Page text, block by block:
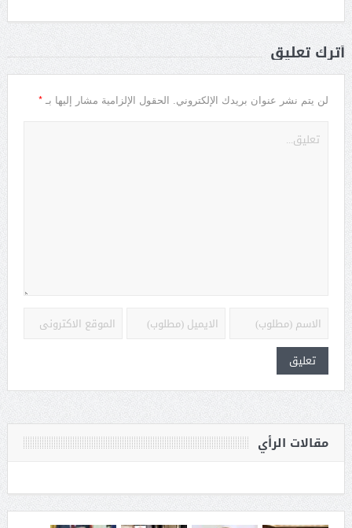
أترك تعليق
لن يتم نشر عنوان بريدك الإلكتروني. الحقول الإلزامية مشار إليها بـ *
مقالات الرأي